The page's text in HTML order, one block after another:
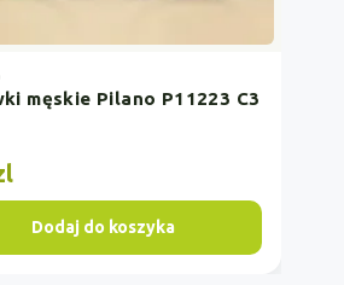
męskie Pilano P11223 C3
Dodaj do koszyka